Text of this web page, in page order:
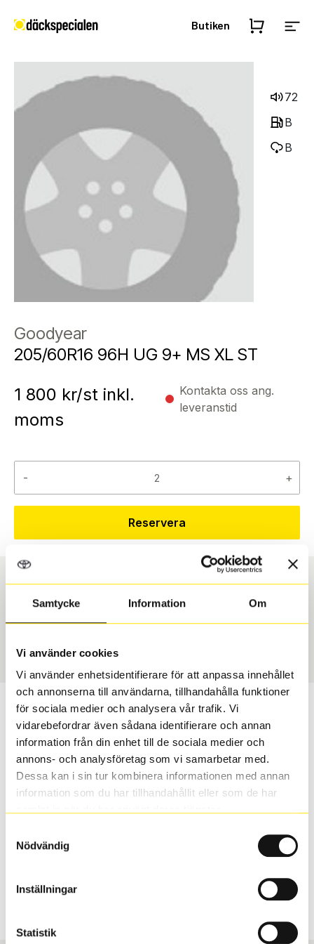
Samtycke Information Om
Vi använder cookies
Vi använder enhetsidentifierare för att anpassa innehållet
och annonserna till användarna, tillhandahålla funktioner
för sociala medier och analysera vår trafik. Vi
vidarebefordrar även sådana identifierare och annan
information från din enhet till de sociala medier och
annons- och analysföretag som vi samarbetar med.
Dessa kan i sin tur kombinera informationen med annan
information som du har tillhandahållit eller som de har
Nödvändig
Inställningar
Statistik
Butiken
72
B
B
Goodyear
205/60R16 96H UG 9+ MS XL ST
1 800 kr/st inkl.
moms
Kontakta oss ang.
leveranstid
- +
Reservera
Däcktyp Däckstorlek
3655
Passar detta däck min bil?
Ange registreringsnummer för att se om det däck du
valt passar din bilmodell. Om du köper däck som skall
sättas på dina befintliga fälgar, se till att kolla en extra
gång så att däck och fälg har samma dimensioner.
Ibland kan fälgen ha bytts ut under årens lopp och
fabrik.
S Sök